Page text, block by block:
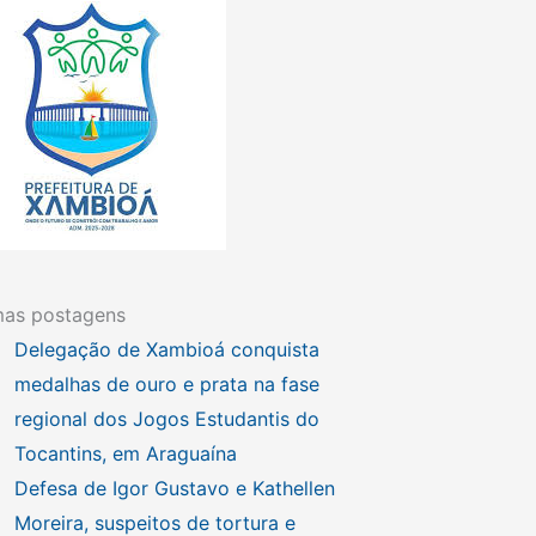
postagens
Delegação de Xambioá conquista
medalhas de ouro e prata na fase
regional dos Jogos Estudantis do
Tocantins, em Araguaína
Defesa de Igor Gustavo e Kathellen
Moreira, suspeitos de tortura e